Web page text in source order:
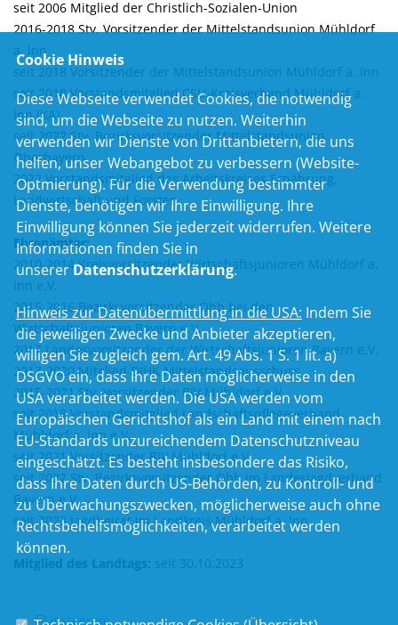
seit 2006 Mitglied der Christlich-Sozialen-Union
2016-2018 Stv. Vorsitzender der Mittelstandsunion Mühldorf
a. Inn
seit 2018 Vorsitzender der Mittelstandsunion Mühldorf a. Inn
seit 2018 Vorstandsmitglied CSU-Kreisverband Mühldorf a.
Inn (KA)
seit 2022 Stv. Bezirksvorsitzender Mittelstandsunion
Oberbayern
2022 Vorstandsmitglied des Arbeitskreises Ernährung,
Landwirtschaft und Forsten
Ehrenämter:
2010-2014 Kreisvorsitzender Wirtschaftsjunioren Mühldorf a.
Inn e.V.
2015-2016 Bezirksvorsitzender Obb bei den
Wirtschaftsjunioren Bayern e.V.
2017 Landesvorsitzender der Wirtschaftsjunioren Bayern e.V.
2017-2020 Mitglied DIHK Mittelstandsausschuss
2015-2021 Stv. Vorsitzender BJV Mühldorf e.V.
seit 2018 Vorstandsmitglied Landschaftspflegeverband
Mühldorf a. Inn e.V.
seit 2021 Vorsitzender BJV Mühldorf e.V.
seit 2022 Stv. Bezirksvorsitzender Obb im Landesjagdverband
Bayern e.V.
seit 2023 Jagdbeirat im Landkreis Mühldorf a. Inn
Mitglied des Landtags: seit 30.10.2023
Instagram
Cookie Hinweis
Diese Webseite verwendet Cookies, die notwendig
sind, um die Webseite zu nutzen. Weiterhin
verwenden wir Dienste von Drittanbietern, die uns
helfen, unser Webangebot zu verbessern (Website-
Optmierung). Für die Verwendung bestimmter
Dienste, benötigen wir Ihre Einwilligung. Ihre
Einwilligung können Sie jederzeit widerrufen. Weitere
Informationen finden Sie in
unsererDatenschutzerklärung.
Hinweis zur Datenübermittlung in die USA: Indem Sie
die jeweiligen Zwecke und Anbieter akzeptieren,
willigen Sie zugleich gem. Art. 49 Abs. 1 S. 1 lit. a)
DSGVO ein, dass Ihre Daten möglicherweise in den
USA verarbeitet werden. Die USA werden vom
Europäischen Gerichtshof als ein Land mit einem nach
EU-Standards unzureichendem Datenschutzniveau
eingeschätzt. Es besteht insbesondere das Risiko,
dass Ihre Daten durch US-Behörden, zu Kontroll- und
zu Überwachungszwecken, möglicherweise auch ohne
Rechtsbehelfsmöglichkeiten, verarbeitet werden
können.